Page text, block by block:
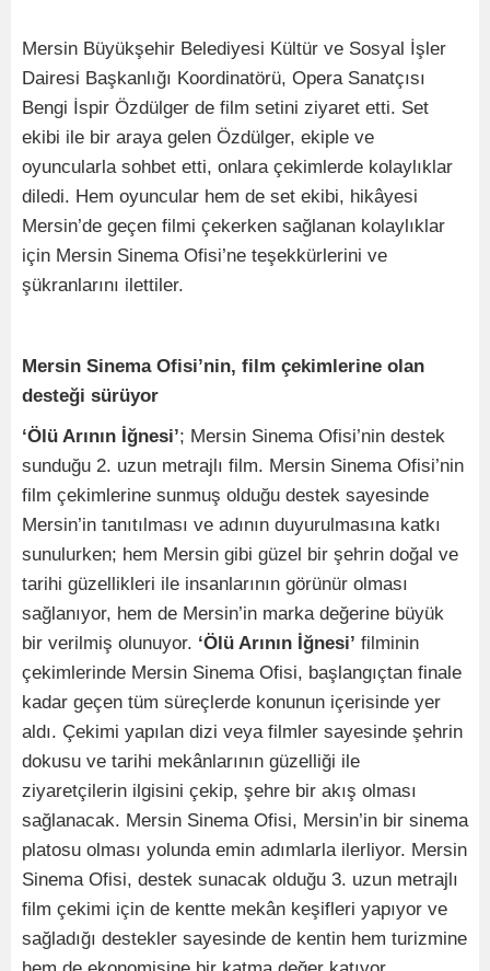
Mersin Büyükşehir Belediyesi Kültür ve Sosyal İşler
Dairesi Başkanlığı Koordinatörü, Opera Sanatçısı
Bengi İspir Özdülger de film setini ziyaret etti. Set
ekibi ile bir araya gelen Özdülger, ekiple ve
oyuncularla sohbet etti, onlara çekimlerde kolaylıklar
diledi. Hem oyuncular hem de set ekibi, hikâyesi
Mersin’de geçen filmi çekerken sağlanan kolaylıklar
için Mersin Sinema Ofisi’ne teşekkürlerini ve
şükranlarını ilettiler.
Mersin Sinema Ofisi’nin, film çekimlerine olan
desteği sürüyor
‘Ölü Arının İğnesi’; Mersin Sinema Ofisi’nin destek
sunduğu 2. uzun metrajlı film. Mersin Sinema Ofisi’nin
film çekimlerine sunmuş olduğu destek sayesinde
Mersin’in tanıtılması ve adının duyurulmasına katkı
sunulurken; hem Mersin gibi güzel bir şehrin doğal ve
tarihi güzellikleri ile insanlarının görünür olması
sağlanıyor, hem de Mersin’in marka değerine büyük
bir verilmiş olunuyor. ‘Ölü Arının İğnesi’ filminin
çekimlerinde Mersin Sinema Ofisi, başlangıçtan finale
kadar geçen tüm süreçlerde konunun içerisinde yer
aldı. Çekimi yapılan dizi veya filmler sayesinde şehrin
dokusu ve tarihi mekânlarının güzelliği ile
ziyaretçilerin ilgisini çekip, şehre bir akış olması
sağlanacak. Mersin Sinema Ofisi, Mersin’in bir sinema
platosu olması yolunda emin adımlarla ilerliyor. Mersin
Sinema Ofisi, destek sunacak olduğu 3. uzun metrajlı
film çekimi için de kentte mekân keşifleri yapıyor ve
sağladığı destekler sayesinde de kentin hem turizmine